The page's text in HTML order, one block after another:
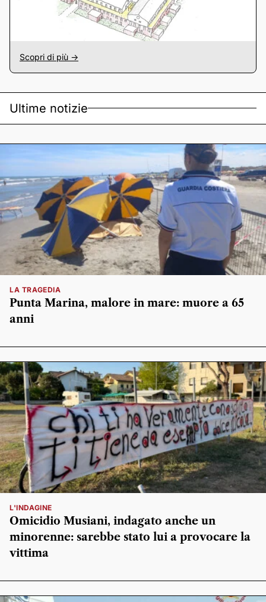
Scopri di più ->
Ultime notizie
LA TRAGEDIA
Punta Marina, malore in mare: muore a 65
anni
L'INDAGINE
Omicidio Musiani, indagato anche un
minorenne: sarebbe stato lui a provocare la
vittima